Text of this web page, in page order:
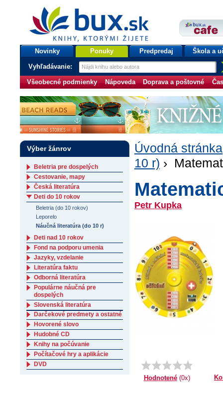
bux.sk
knihy, ktorými žijete
Úvodná stránka
Novinky Ponuky Predpredaj Škola a
Vyhľadávanie:
Všeobecné podmienky Nápoveda Doprava a poštovné
Úvodná stránka
10 r) ›
Petr Kupka
Hodnotené(0x)
Výber žánrov
Beletria pre dospelých
Cestovanie, mapy
Česká literatúra
Deti do 10 rokov
Beletria (do 10 rokov)
Leporelo
Náučná literatúra (do 10 r)
Deti nad 10 rokov
Fond na podporu umenia
Jazyky, vzdelanie
Literatúra faktu
Odborná literatúra
Populárne náučná pre
dospelých
Slovenská literatúra
Darčekové predmety a ostatné
Hovorené slovo
Hudobné CD
Knihy na počúvanie
Počítačové hry a aplikácie
DVD